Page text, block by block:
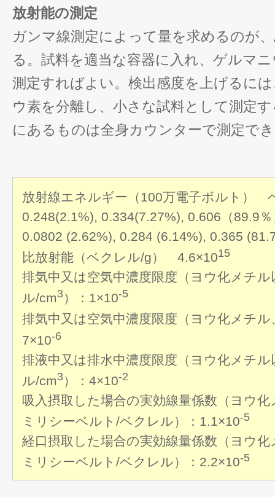
放射能の測定
ガンマ線測定によって量を求めるのが
る。試料を適当な容器に入れ、ゲルマ
測定すればよい。検出感度を上げるに
ウ素を分離し、小さな試料として測定
にあるものは全身カウンターで測定で
放射線エネルギー（100万電子ボルト）
0.248(2.1%), 0.334(7.27%), 0.606（89.9
0.0802 (2.62%), 0.284 (6.14%), 0.365
比放射能（ベクレル/g） 4.6×1015
排気中又は空気中濃度限度（ヨウ化メチ
ル/cm3）：1×10-5
排気中又は空気中濃度限度（ヨウ化メチ
7×10-6
排液中又は排水中濃度限度（ヨウ化メチ
ル/cm3）：4×10-2
吸入摂取した場合の実効線量係数（ヨウ
ミリシーベルト/ベクレル）：1.1×10-5
経口摂取した場合の実効線量係数（ヨウ
ミリシーベルト/ベクレル）：2.2×10-5